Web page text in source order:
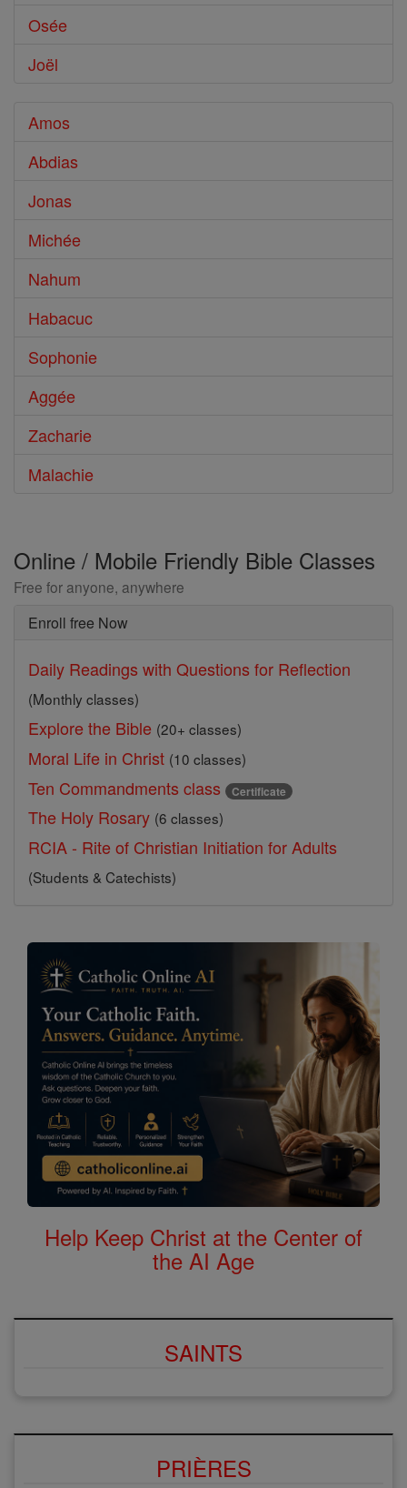
Osée
Joël
Amos
Abdias
Jonas
Michée
Nahum
Habacuc
Sophonie
Aggée
Zacharie
Malachie
Online / Mobile Friendly Bible Classes
Free for anyone, anywhere
Enroll free Now
Daily Readings with Questions for Reflection
(Monthly classes)
Explore the Bible (20+ classes)
Moral Life in Christ (10 classes)
Ten Commandments class Certificate
The Holy Rosary (6 classes)
RCIA - Rite of Christian Initiation for Adults
(Students & Catechists)
Help Keep Christ at the Center of
the AI Age
SAINTS
PRIÈRES